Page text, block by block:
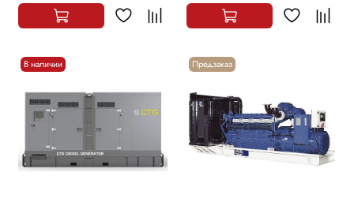
В наличии Предзаказ